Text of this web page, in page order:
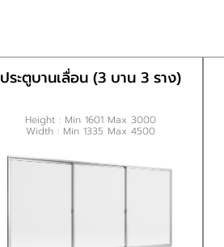
ประตูบานเลื่อน (3 บาน 3 ราง)
Height : Min 1601 Max 3000
Width : Min 1335 Max 4500